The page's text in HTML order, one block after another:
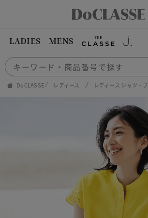
LADIES MENS
DoCLASSE レディース レディース シャツ・